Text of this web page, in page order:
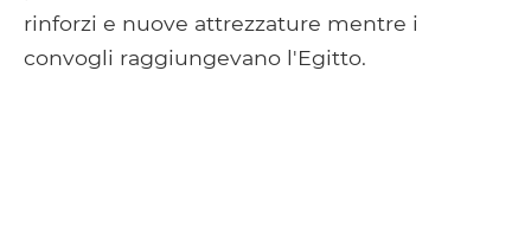
rinforzi e nuove attrezzature mentre i
convogli raggiungevano l'Egitto.